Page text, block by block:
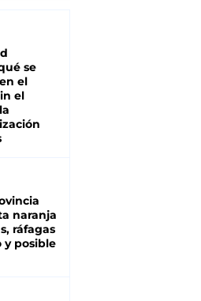
se
el
el
naranja
ráfagas
y posible